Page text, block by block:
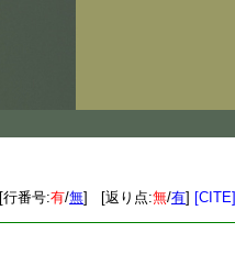
[行番号:有/無] [返り点:無/有] [CITE]